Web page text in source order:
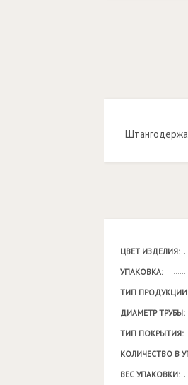
ЦВЕТ ИЗДЕЛИЯ:
УПАКОВКА:
ТИП
ДИАМЕТР ТРУБЫ:
ТИП ПОКРЫТИЯ:
КОЛИЧЕСТВО В
ВЕС УПАКОВКИ: